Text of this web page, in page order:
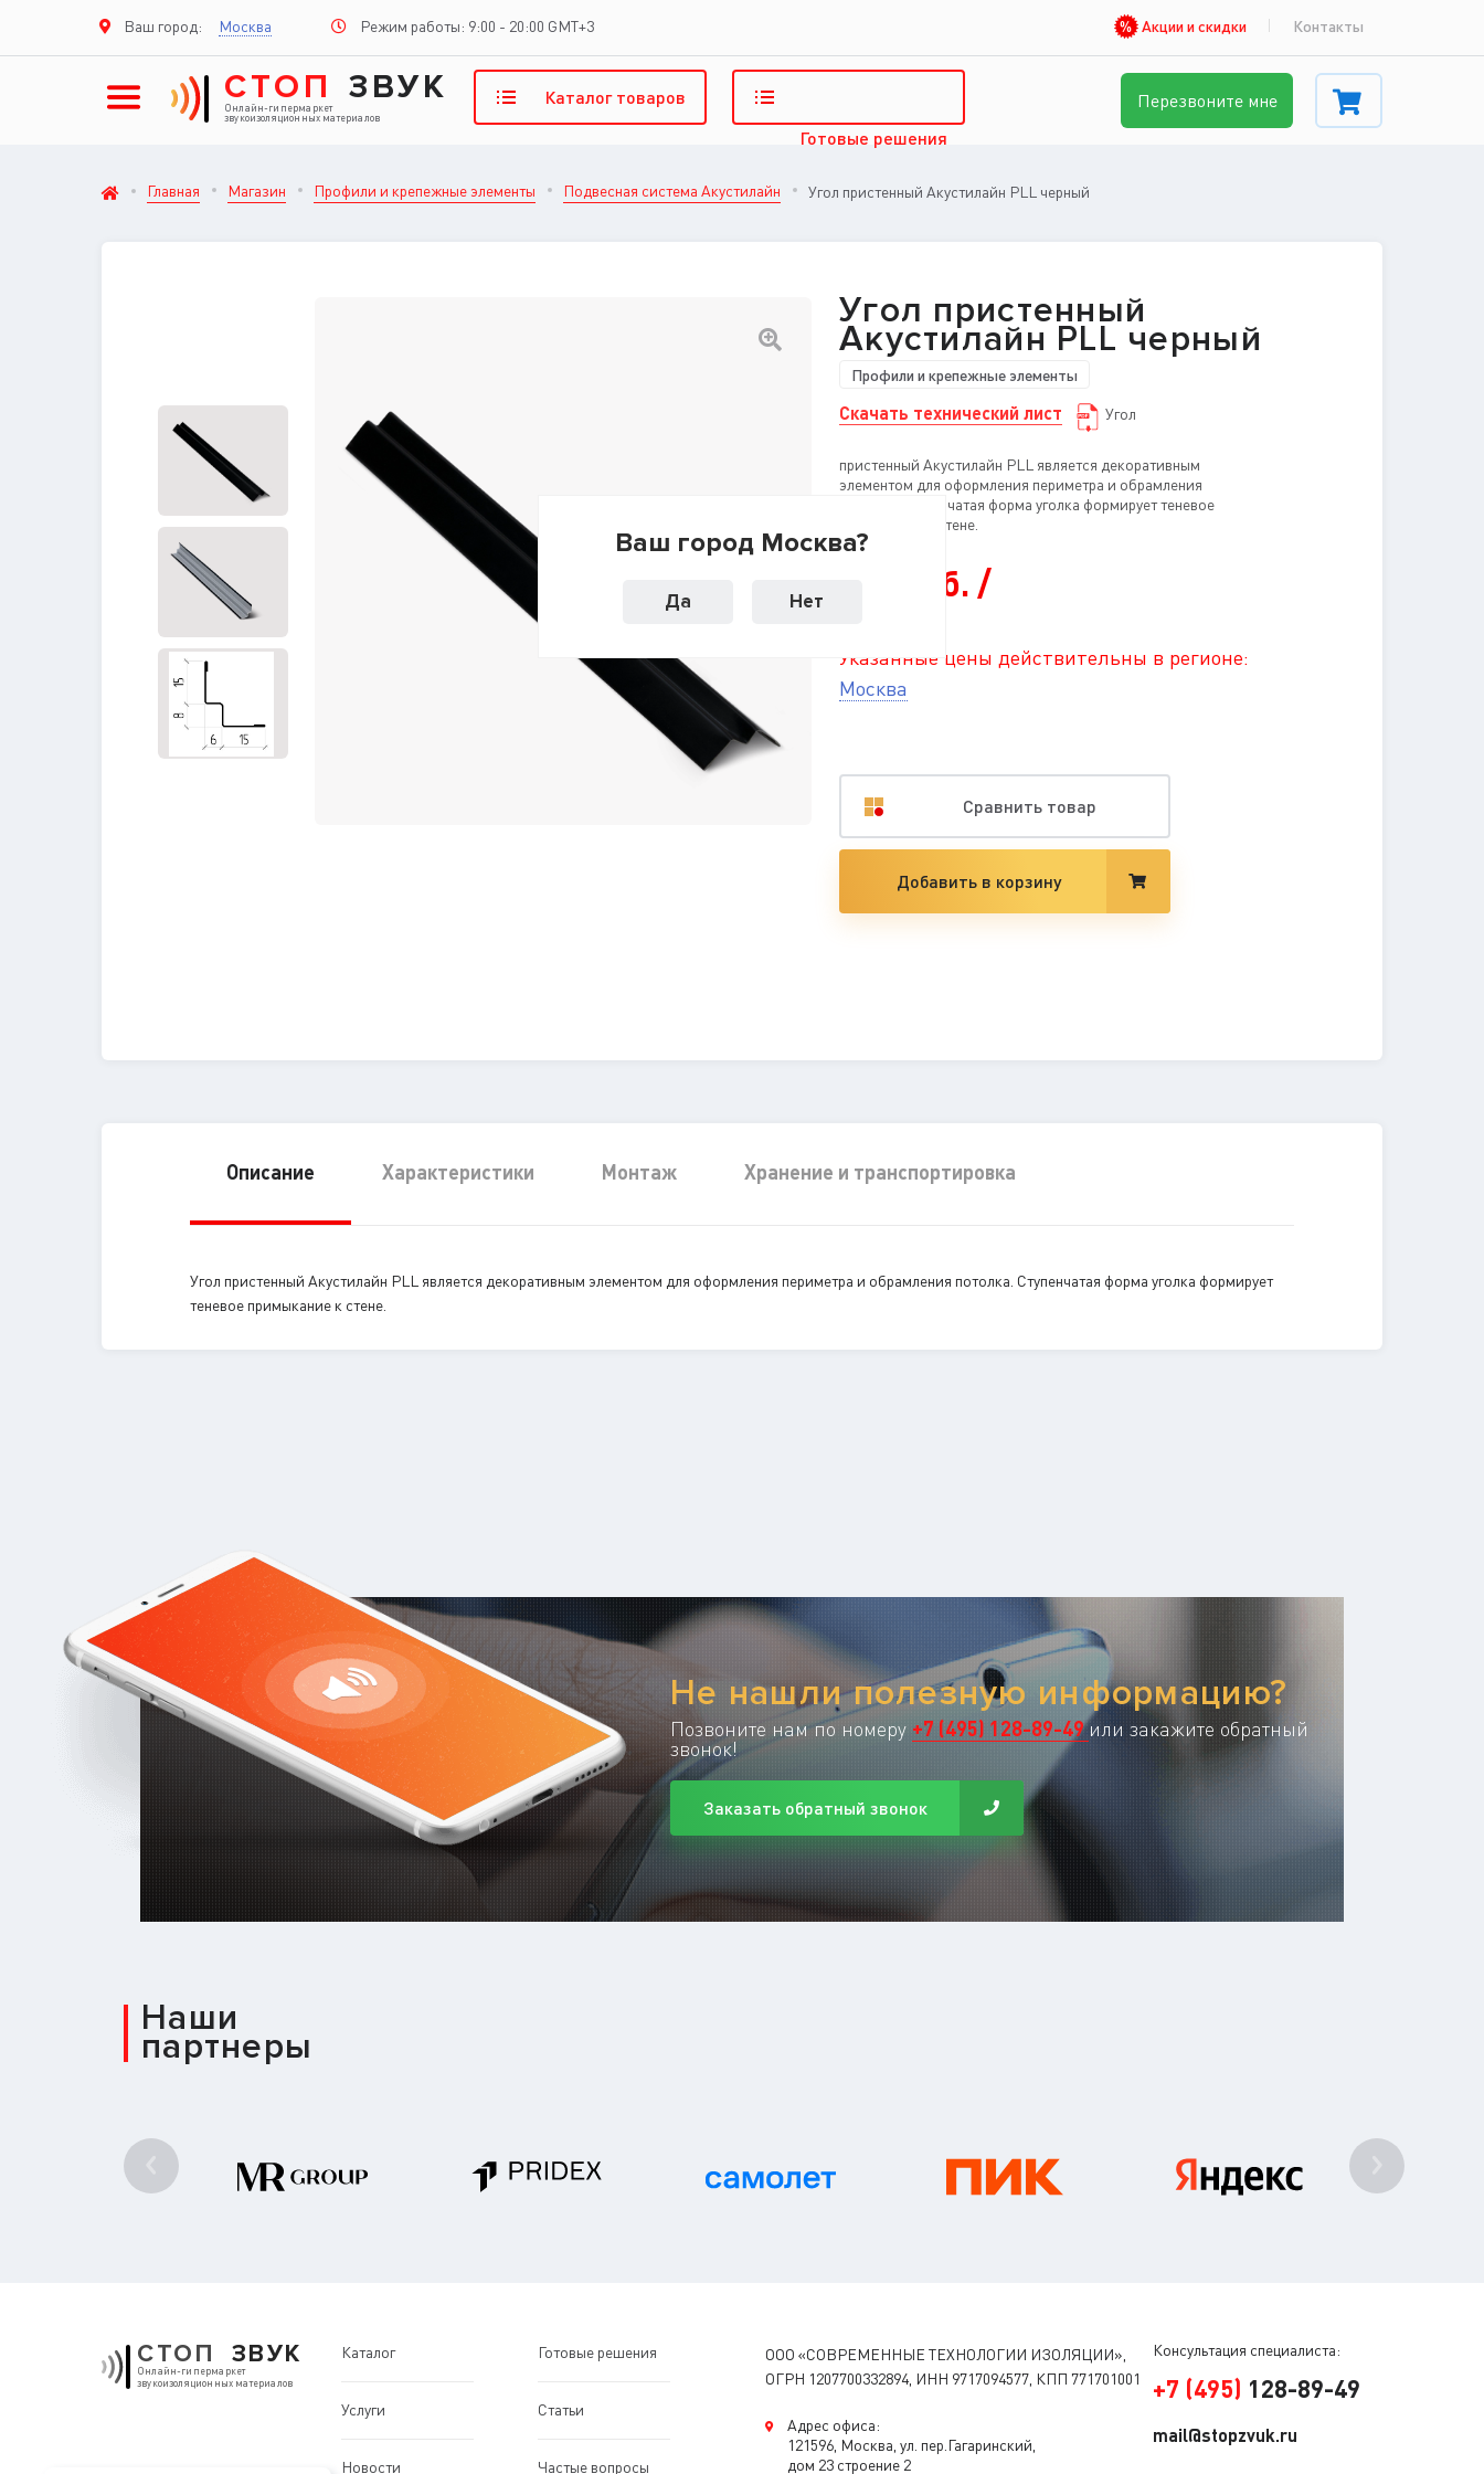
Ваш город: Москва
Ваш город Москва?
Да Нет
Режим работы: 9:00 - 20:00 GMT+3 Акции и скидки Контакты
СТОП ЗВУК
Онлайн-гипермаркет
звукоизоляционных материалов
Каталогтоваров
Готовые решения
Перезвоните мне
Главная Магазин Профили и крепежные элементы Подвесная система Акустилайн Угол пристенный Акустилайн PLL черный
Угол пристенный
Акустилайн PLL черный
Профили и крепежные элементы
Скачать технический лист Угол
пристенный Акустилайн PLL является декоративным
элементом для оформления периметра и обрамления
потолка. Ступенчатая форма уголка формирует теневое
примыкание к стене.
445 руб. /
Указанные цены действительны в регионе:
Москва
Сравнить товар
Добавить в корзину
Описание Характеристики Монтаж Хранение и транспортировка
Угол пристенный Акустилайн PLL является декоративным элементом для оформления периметра и обрамления потолка. Ступенчатая форма уголка формирует
теневое примыкание к стене.
Не нашли полезную информацию?
Позвоните нам по номеру +7 (495) 128-89-49или закажите обратный
звонок!
Заказать обратный звонок
Наши
партнеры
СТОП ЗВУК
Онлайн-гипермаркет
звукоизоляционных материалов
Каталог Готовые решения
Услуги Статьи
Новости Частые вопросы
ООО «СОВРЕМЕННЫЕ ТЕХНОЛОГИИ ИЗОЛЯЦИИ»,
ОГРН 1207700332894, ИНН 9717094577, КПП 771701001
Адрес офиса:
121596, Москва, ул. пер.Гагаринский,
дом 23 строение 2
Консультация специалиста:
+7 (495) 128-89-49
mail@stopzvuk.ru